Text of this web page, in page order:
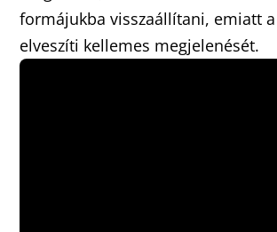
formájukba visszaállítani, emiatt
elveszíti kellemes megjelenését.